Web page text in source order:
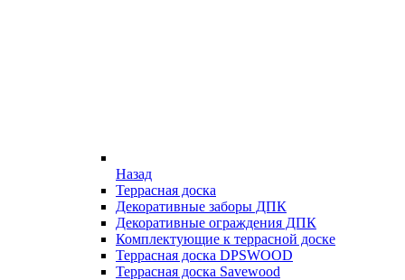
Назад
Террасная доска
Декоративные заборы ДПК
Декоративные ограждения ДПК
Комплектующие к террасной доске
Террасная доска DPSWOOD
Террасная доска Savewood